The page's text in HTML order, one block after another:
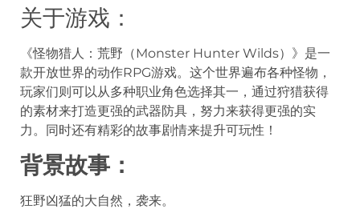
关于游戏：
《怪物猎人：荒野（Monster Hunter Wilds）》是一
款开放世界的动作RPG游戏。这个世界遍布各种怪物，
玩家们则可以从多种职业角色选择其一，通过狩猎获得
的素材来打造更强的武器防具，努力来获得更强的实
力。同时还有精彩的故事剧情来提升可玩性！
背景故事：
狂野凶猛的大自然，袭来。